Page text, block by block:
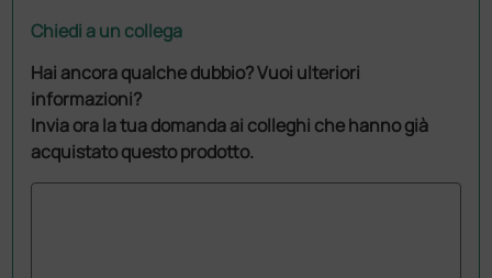
Chiedi a un collega
Hai ancora qualche dubbio? Vuoi ulteriori
informazioni?
Invia ora la tua domanda ai colleghi che hanno già
acquistato questo prodotto.